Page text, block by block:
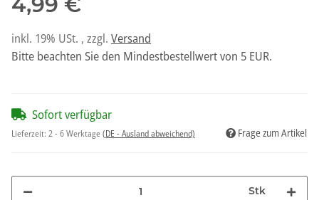
inkl. 19% USt. , zzgl. Versand
Bitte beachten Sie den Mindestbestellwert von 5 EUR.
Sofort verfügbar
Lieferzeit: 2 - 6 Werktage(DE - Ausland abweichend) Frage zum Artikel
Stk